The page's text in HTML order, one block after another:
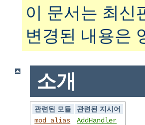
이 문서는 최신
변경된 내용은
소개
관련된 모듈
관련된 지시어
mod_alias
AddHandler